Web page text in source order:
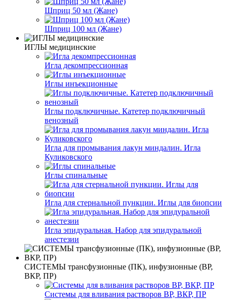
Шприц 50 мл (Жане)
Шприц 100 мл (Жане)
ИГЛЫ медицинские
Игла декомпрессионная
Иглы инъекционные
Иглы подключичные. Катетер подключичный
венозный
Игла для промывания лакун миндалин. Игла
Куликовского
Иглы спинальные
Игла для стернальной пункции. Иглы для биопсии
Игла эпидуральная. Набор для эпидуральной
анестезии
СИСТЕМЫ трансфузионные (ПК), инфузионные (ВР,
ВКР, ПР)
Системы для вливания растворов ВР, ВКР, ПР